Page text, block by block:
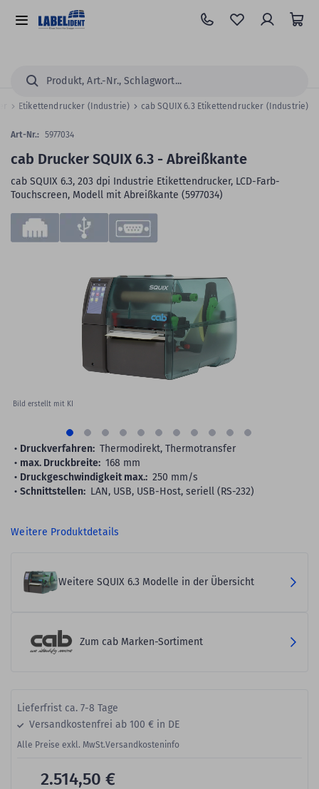
Hauptinhalt
springen
Alle
Suchen...
Etikettendrucker (Industrie) cab SQUIX 6.3 Etikettendrucker (Industrie)
Ende
der
Bild erstellt mit KI
Skip
the
cab Drucker SQUIX 6.3 - Abreißkante
cab SQUIX 6.3, 203 dpi Industrie Etikettendrucker, LCD-Farb-
Touchscreen, Modell mit Abreißkante (5977034)
Art-Nr.: 5977034
Druckverfahren: Thermodirekt, Thermotransfer
max. Druckbreite: 168 mm
Druckgeschwindigkeit max.: 250 mm/s
Schnittstellen: LAN, USB, USB-Host, seriell (RS-232)
Weitere Produktdetails
Weitere SQUIX 6.3 Modelle in der Übersicht
Zum cab Marken-Sortiment
Lieferfrist ca. 7-8 Tage
Versandkostenfrei ab 100 € in DE
Alle Preise exkl. MwSt.Versandkosteninfo
2.514,50 €